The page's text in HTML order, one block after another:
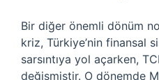
Bir diğer önemli dönüm
kriz, Türkiye’nin finansal
sarsıntıya yol açarken,
değişmiştir. O dönemde